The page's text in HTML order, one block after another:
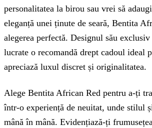
personalitatea la birou sau vrei să
eleganță unei ținute de seară, Bentita
alegerea perfectă. Designul său
lucrate o recomandă drept cadoul ideal
apreciază luxul discret și originalitatea.
Alege Bentita African Red pentru a-ți
într-o experiență de neuitat, unde stilul
mână în mână. Evidențiază-ți